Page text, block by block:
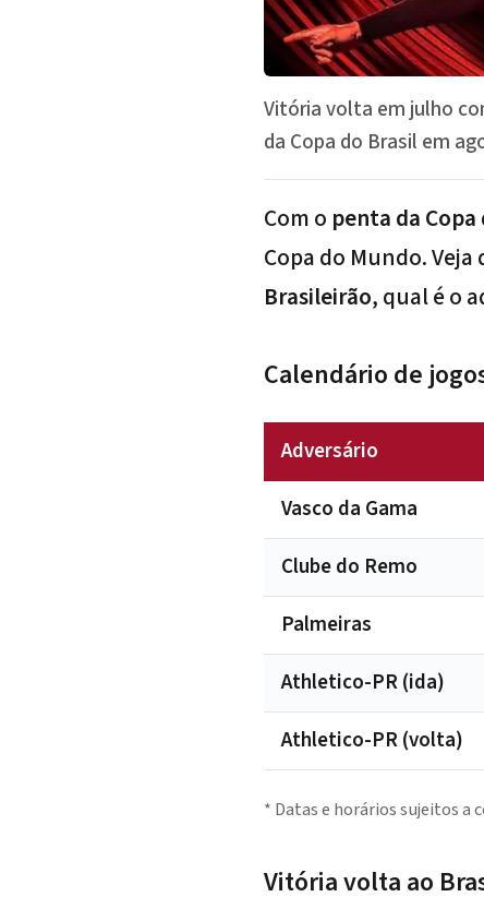
Vitória volta em julho
da Copa do Brasil em
Com o penta da
Copa do Mundo.
Brasileirão, qual é o
Calendário de
Adversário
Vasco da Gama
Clube do Remo
Palmeiras
Athletico-PR (ida)
Athletico-PR (volta)
* Datas e horários sujeitos a
Vitória volta ao